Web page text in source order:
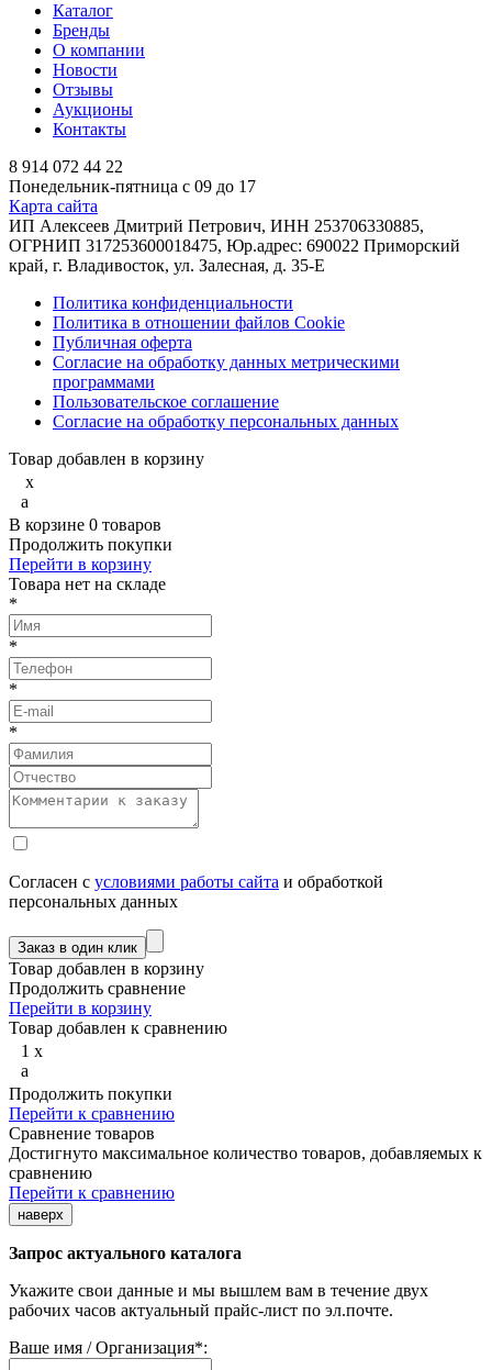
Каталог
Бренды
О компании
Новости
Отзывы
Аукционы
Контакты
8 914 072 44 22
Понедельник-пятница с 09 до 17
Карта сайта
ИП Алексеев Дмитрий Петрович, ИНН 253706330885,
ОГРНИП 317253600018475, Юр.адрес: 690022 Приморский
край, г. Владивосток, ул. Залесная, д. 35-Е
Политика конфиденциальности
Политика в отношении файлов Cookie
Публичная оферта
Согласие на обработку данных метрическими
программами
Пользовательское соглашение
Согласие на обработку персональных данных
Товар добавлен в корзину
x
a
В корзине 0 товаров
Продолжить покупки
Перейти в корзину
Товарa нет на складе
*
*
*
*
Согласен с условиями работы сайта и обработкой
персональных данных
Товар добавлен в корзину
Продолжить сравнение
Перейти в корзину
Товар добавлен к сравнению
1 x
a
Продолжить покупки
Перейти к сравнению
Сравнение товаров
Достигнуто максимальное количество товаров, добавляемых к
сравнению
Перейти к сравнению
наверх
Запрос актуального каталога
Укажите свои данные и мы вышлем вам в течение двух
рабочих часов актуальный прайс-лист по эл.почте.
Ваше имя / Организация*: